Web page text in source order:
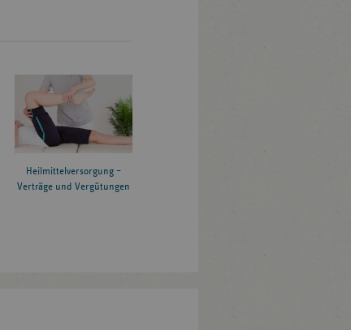
Heilmittelversorgung –
Verträge und Vergütungen